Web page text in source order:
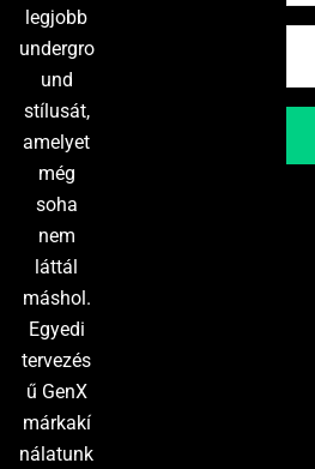
legjobb
undergro
und
stílusát,
amelyet
még
soha
nem
láttál
máshol.
Egyedi
tervezés
ű GenX
márkakí
nálatunk